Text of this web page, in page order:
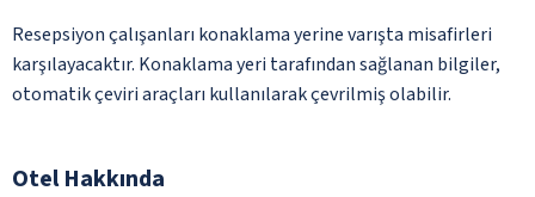
Resepsiyon çalışanları konaklama yerine varışta misafirleri
karşılayacaktır. Konaklama yeri tarafından sağlanan bilgiler,
otomatik çeviri araçları kullanılarak çevrilmiş olabilir.
Otel Hakkında